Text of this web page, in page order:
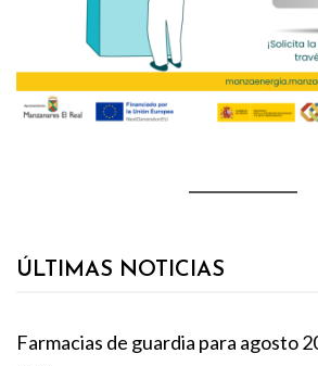
ÚLTIMAS NOTICIAS
Farmacias de guardia para agosto